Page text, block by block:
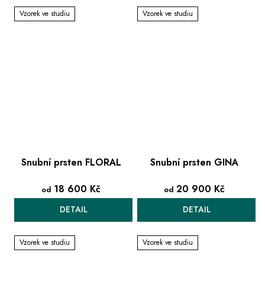
Vzorek ve studiu
Snubní prsten FLORAL
od 18 600 Kč
DETAIL
Vzorek ve studiu
Snubní prsten GINA
od20 900 Kč
DETAIL
Vzorek ve studiu Vzorek ve studiu